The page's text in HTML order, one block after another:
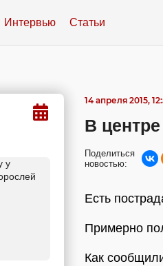
Интервью Статьи
14 апреля 2015,
В
Поделиться
новостью:
Есть
Примерно
Как